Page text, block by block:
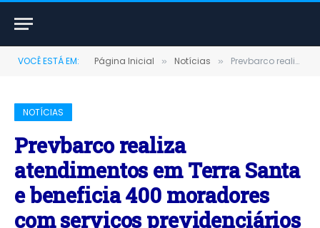
VOCÊ ESTÁ EM: Página Inicial » Notícias » Prevbarco realiza atendimentos em Terra Santa e beneficia 400 moradores com serviços previdenciários
NOTÍCIAS
Prevbarco realiza
atendimentos em Terra Santa
e beneficia 400 moradores
com serviços previdenciários